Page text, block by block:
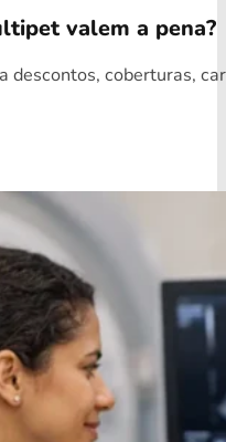
valem a pena?
descontos, coberturas,